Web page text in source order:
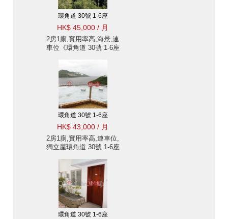
環角道 30號 1-6座
HK$ 45,000 / 月
2房1廁,實用率高,海景,連
車位《環角道 30號 1-6座
環角道 30號 1-6座
HK$ 43,000 / 月
2房1廁,實用率高,連車位,
獨立屋環角道 30號 1-6座
環角道 30號 1-6座